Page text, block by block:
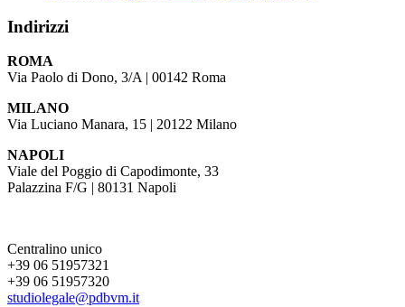
Indirizzi
ROMA
Via Paolo di Dono, 3/A | 00142 Roma
MILANO
Via Luciano Manara, 15 | 20122 Milano
NAPOLI
Viale del Poggio di Capodimonte, 33
Palazzina F/G | 80131 Napoli
Centralino unico
+39 06 51957321
+39 06 51957320
studiolegale@pdbvm.it